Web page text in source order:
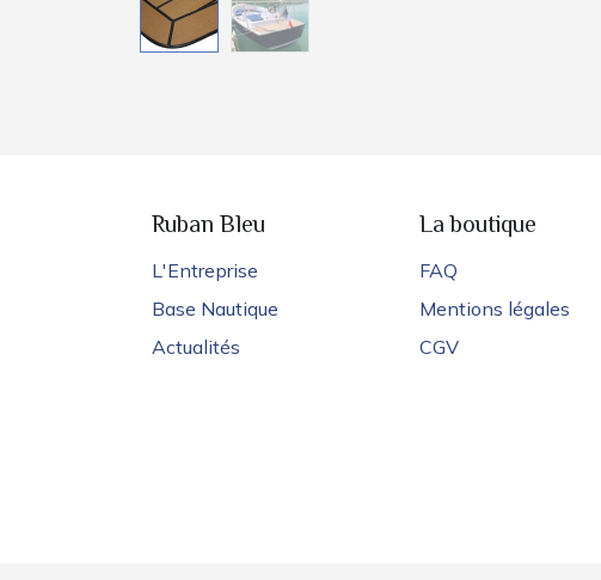
Ruban Bleu
L'Entreprise
Base Nautique
Actualités
La boutique
FAQ
Mentions légales
CGV